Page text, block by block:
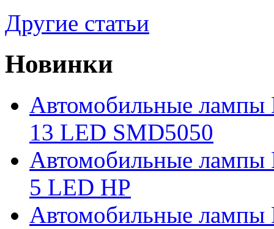
Другие статьи
Новинки
Автомобильные лампы
13 LED SMD5050
Автомобильные лампы
5 LED HP
Автомобильные лампы